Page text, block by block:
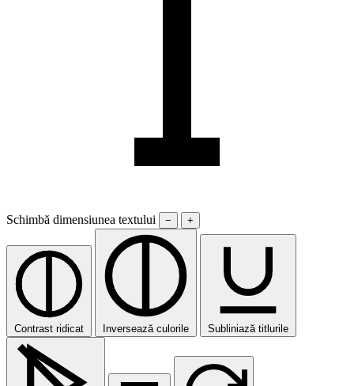
Schimbă dimensiunea textului − +
Contrast ridicat Inversează culorile Subliniază titlurile